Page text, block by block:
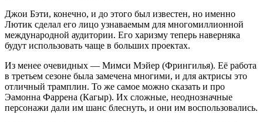
Джои Бэти, конечно, и до этого был известен, но именно
Лютик сделал его лицо узнаваемым для многомиллионной
международной аудитории. Его харизму теперь наверняка
будут использовать чаще в больших проектах.
Из менее очевидных — Мимси Мэйер (Фрингилья). Её работа
в третьем сезоне была замечена многими, и для актрисы это
отличный трамплин. То же самое можно сказать и про
Эамонна Фаррена (Кагыр). Их сложные, неоднозначные
персонажи дали им шанс блеснуть, и они им воспользовались.